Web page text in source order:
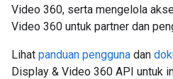
Video 360, serta mengelola
Video 360 untuk partner dan
Lihat panduan pengguna dan
Display & Video 360 API untuk